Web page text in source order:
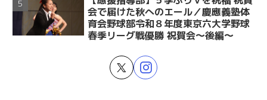
会で届けた秋へのエール／慶應義塾体
育会野球部令和８年度東京六大学野球
春季リーグ戦優勝 祝賀会～後編～